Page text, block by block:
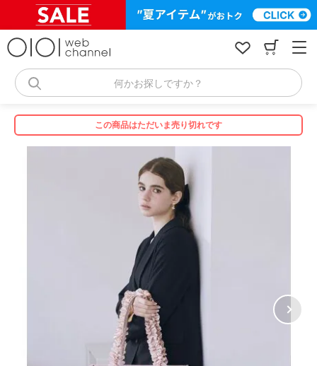
何かお探しですか？
この商品はただいま売り切れです